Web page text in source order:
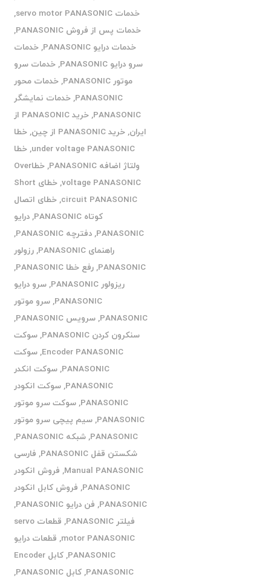
خدمات servo motor PANASONIC
,
خدمات پس از فروش PANASONIC
,
خدمات درایو PANASONIC
,خدمات
سرو درایو PANASONIC
,خدمات سرو
موتور PANASONIC
,خدمات محور
PANASONIC
,خدمات نمایشگر
PANASONIC
,
خرید PANASONIC از
ایران,خرید PANASONIC از چین ,خطا
under voltage PANASONIC
,خطا
ولتاژ اضافه PANASONIC
,
خطاOver
voltage PANASONIC
,
خطای Short
circuit PANASONIC
,خطای اتصال
کوتاه PANASONIC
,درایو
PANASONIC
,دفترچه PANASONIC
,
راهنمای PANASONIC
,رزولور
PANASONIC
,رفع خطا PANASONIC
,
ریزولور PANASONIC
,سرو درایو
PANASONIC
,سرو موتور
PANASONIC
,سرویس PANASONIC
,
سنکرون کردن PANASONIC
,سوکت
Encoder PANASONIC
,سوکت
PANASONIC
,سوکت انکدر
PANASONIC
,سوکت انکودر
PANASONIC
,سوکت سرو موتور
PANASONIC
,سیم پیچی سرو موتور
PANASONIC
,شبکه PANASONIC
,
شکستن قفل PANASONIC
, فارسی
Manual PANASONIC
, فروش انکودر
PANASONIC
, فروش کابل انکودر
PANASONIC
, فن درایو PANASONIC
,
فیلتر PANASONIC
,
قطعات servo
motor PANASONIC
, قطعات درایو
PANASONIC
,
کابل Encoder
PANASONIC
,کابل PANASONIC
,